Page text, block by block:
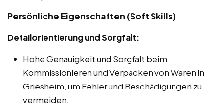
Persönliche Eigenschaften (Soft Skills)
Detailorientierung und Sorgfalt:
Hohe Genauigkeit und Sorgfalt beim
Kommissionieren und Verpacken von Waren in
Griesheim, um Fehler und Beschädigungen zu
vermeiden.